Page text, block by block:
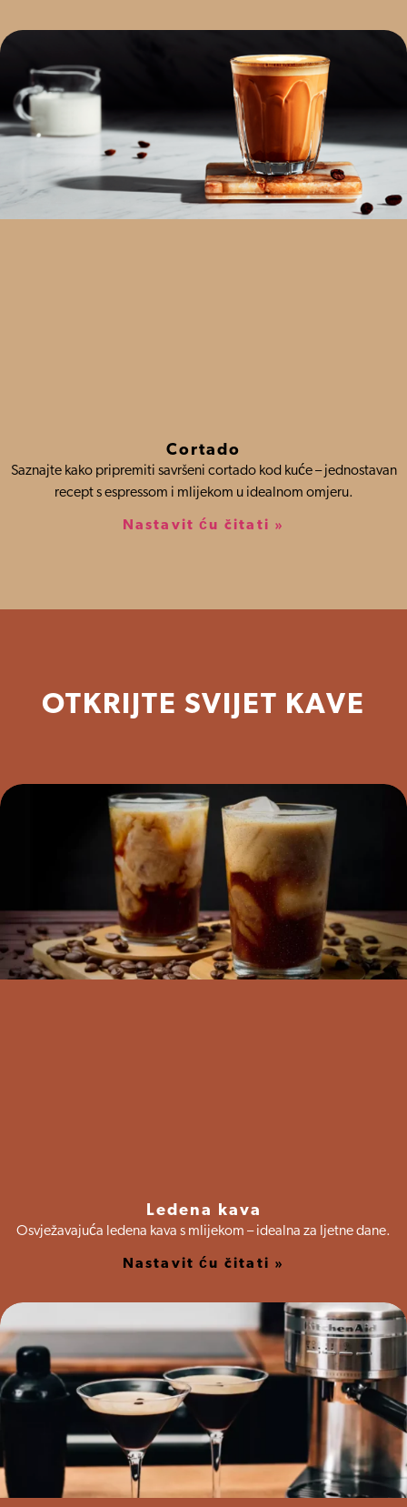
Cortado
Saznajte kako pripremiti savršeni cortado kod kuće – jednostavan
recept s espressom i mlijekom u idealnom omjeru.
Nastavit ću čitati »
OTKRIJTE SVIJET KAVE
Ledena kava
Osvježavajuća ledena kava s mlijekom – idealna za ljetne dane.
Nastavit ću čitati »